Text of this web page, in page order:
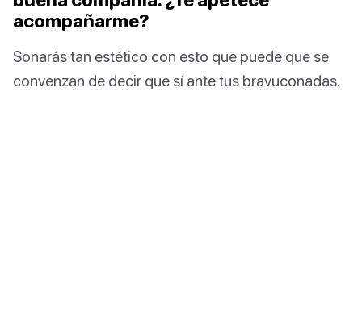
acompañarme?
Sonarás tan estético con esto que puede que se
convenzan de decir que sí ante tus bravuconadas.